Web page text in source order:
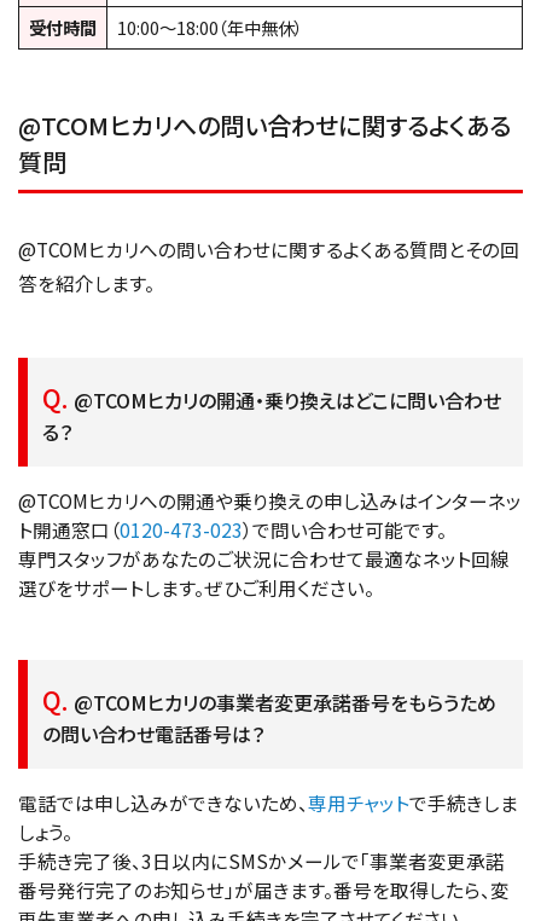
受付時間
10:00〜18:00（年中無休）
@TCOMヒカリへの問い合わせに関するよくある
質問
@TCOMヒカリへの問い合わせに関するよくある質問とその回
答を紹介します。
@TCOMヒカリの開通・乗り換えはどこに問い合わせ
る？
@TCOMヒカリへの開通や乗り換えの申し込みはインターネッ
ト開通窓口（0120-473-023）で問い合わせ可能です。
専門スタッフがあなたのご状況に合わせて最適なネット回線
選びをサポートします。ぜひご利用ください。
@TCOMヒカリの事業者変更承諾番号をもらうため
の問い合わせ電話番号は？
電話では申し込みができないため、専用チャットで手続きしま
しょう。
手続き完了後、3日以内にSMSかメールで「事業者変更承諾
番号発行完了のお知らせ」が届きます。番号を取得したら、変